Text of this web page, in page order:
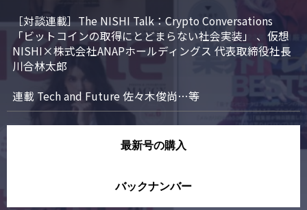
［対談連載］The NISHI Talk：Crypto Conversations
「ビットコインの取得にとどまらない社会実装」 、仮想
NISHI×株式会社ANAPホールディングス 代表取締役社長
川合林太郎
連載 Tech and Future 佐々木俊尚…等
最新号の購入
バックナンバー